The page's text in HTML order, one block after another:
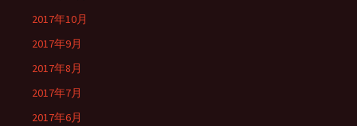
2017年10月
2017年9月
2017年8月
2017年7月
2017年6月